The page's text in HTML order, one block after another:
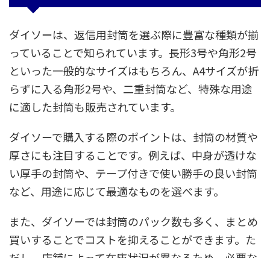
ダイソーは、返信用封筒を選ぶ際に豊富な種類が揃
っていることで知られています。長形3号や角形2号
といった一般的なサイズはもちろん、A4サイズが折
らずに入る角形2号や、二重封筒など、特殊な用途
に適した封筒も販売されています。
ダイソーで購入する際のポイントは、封筒の材質や
厚さにも注目することです。例えば、中身が透けな
い厚手の封筒や、テープ付きで使い勝手の良い封筒
など、用途に応じて最適なものを選べます。
また、ダイソーでは封筒のパック数も多く、まとめ
買いすることでコストを抑えることができます。た